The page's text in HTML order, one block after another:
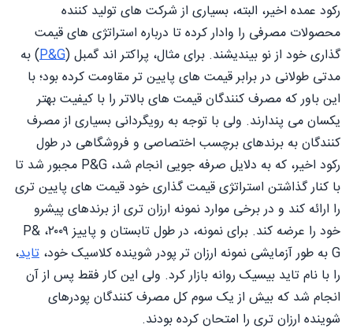
رکود عمده اخير، البته، بسیاری از شرکت های تولید کننده
محصولات مصرفی را وادار کرده تا درباره استراتژی های قیمت
گذاری خود از نو بیندیشند. برای مثال، پراکتر اند گمبل (P&G) به
مدتی طولانی در برابر قیمت های پایین تر مقاومت کرده بود؛ با
این باور که مصرف کنندگان قیمت های بالاتر را با کیفیت بهتر
یکسان می پندارند. ولی با توجه به رویگردانی بسیاری از مصرف
کنندگان به برندهای برچسب اختصاصی و فروشگاهی در طول
رکود اخیر، که به دلایل صرفه جویی انجام شد، P&G مجبور شد تا
با کنار گذاشتن استراتژی قیمت گذاری خود قیمت های پایین تری
را ارائه کند و در برخی موارد نمونه ارزان تری از برندهای پیشرو
خود را عرضه کند. برای نمونه، در طول تابستان و پاییز ۲۰۰۹، P&
G به طور آزمایشی نمونه ارزان تر پودر شوینده کلاسیک خود،
تاید،
را با نام تاید بیسیک روانه بازار کرد. ولی این کار فقط پس از آن
انجام شد که بیش از یک سوم کل مصرف کنندگان پودرهای
شوینده ارزان تری را امتحان کرده بودند.